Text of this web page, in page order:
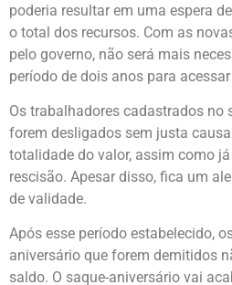
poderia resultar em uma espera
o total dos recursos. Com as
pelo governo, não será mais
período de dois anos para
Os trabalhadores cadastrados no
forem desligados sem justa
totalidade do valor, assim como
rescisão. Apesar disso, fica um
de validade.
Após esse período estabelecido,
aniversário que forem demitidos
saldo. O saque-aniversário vai